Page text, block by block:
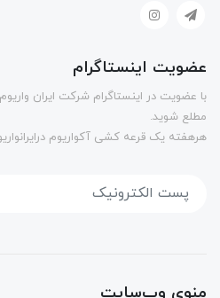
عضویت اینستاگرام
با عضویت در اینستاگرام شرکت ایران
مطلع شوید.
هرهفته یک قرعه کشی آکواریوم
منوی وب‌سایت